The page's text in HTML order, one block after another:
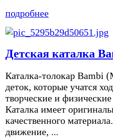
подробнее
Детская каталка
Каталка-толокар Bambi
деток, которые учатся
творческие и
Каталка имеет
качественного
движение, ...